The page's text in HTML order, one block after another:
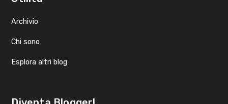
Archivio
Chi sono
Esplora altri blog